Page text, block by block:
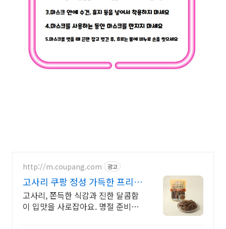
http://m.coupang.com 광고
고사리 쿠팡 정성 가득한 프리미
엄 선물
고사리, 쫀득한 식감과 진한 달콤함
이 입맛을 사로잡아요. 명절 준비도